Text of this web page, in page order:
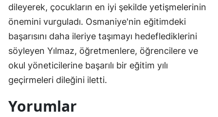
dileyerek, çocukların en iyi şekilde yetişmelerinin
önemini vurguladı. Osmaniye'nin eğitimdeki
başarısını daha ileriye taşımayı hedeflediklerini
söyleyen Yılmaz, öğretmenlere, öğrencilere ve
okul yöneticilerine başarılı bir eğitim yılı
geçirmeleri dileğini iletti.
Yorumlar